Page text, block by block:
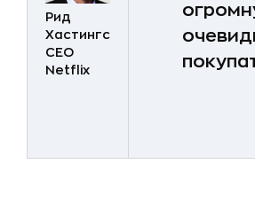
Рид
Хастингс
CEO
Netflix